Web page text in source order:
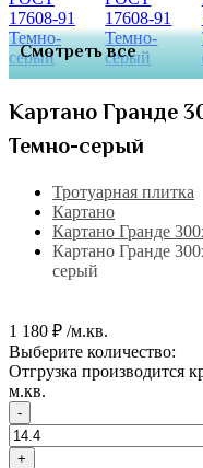
Смотреть все
Картано Гранде
Темно-серый
Тротуарная плитка
Картано
Картано Гранде
Картано Гранде
серый
1 180 ₽ /м.кв.
Выберите количество:
Отгрузка производится
м.кв.
-
+